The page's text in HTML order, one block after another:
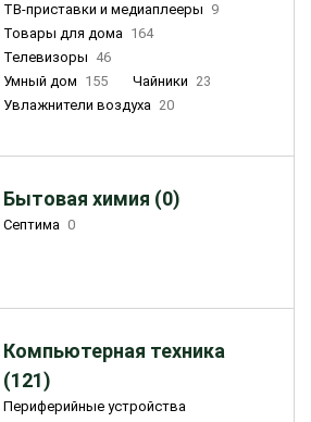
ТВ-приставки и медиаплееры 9
Товары для дома 164
Телевизоры 46
Умный дом 155 Чайники 23
Увлажнители воздуха 20
Бытовая химия (0)
Септима 0
Компьютерная техника
(121)
Периферийные устройства